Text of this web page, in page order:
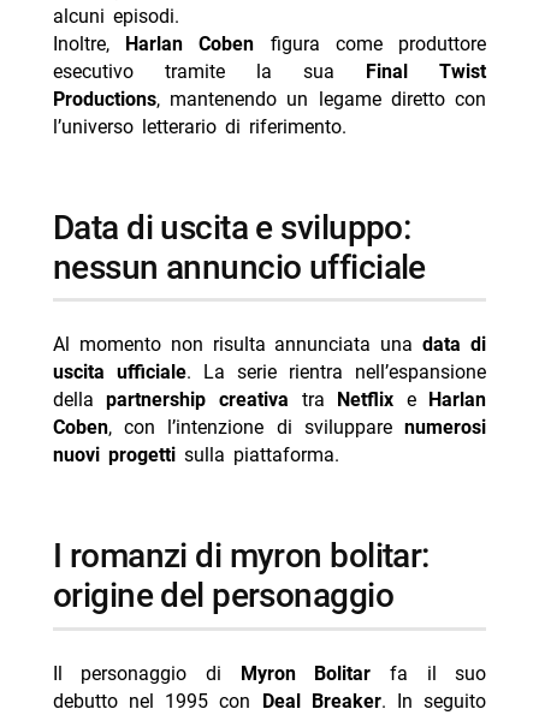
alcuni episodi.
Inoltre, Harlan Coben figura come produttore
esecutivo tramite la sua Final Twist
Productions, mantenendo un legame diretto con
l’universo letterario di riferimento.
data di uscita e sviluppo:
nessun annuncio ufficiale
Al momento non risulta annunciata unadata di
uscita ufficiale. La serie rientra nell’espansione
dellapartnership creativa tra Netflix e
Harlan
Coben, con l’intenzione di svilupparenumerosi
nuovi progettisulla piattaforma.
i romanzi di myron bolitar:
origine del personaggio
Il personaggio di Myron Bolitar fa il suo
debutto nel 1995 con Deal Breaker. In seguito